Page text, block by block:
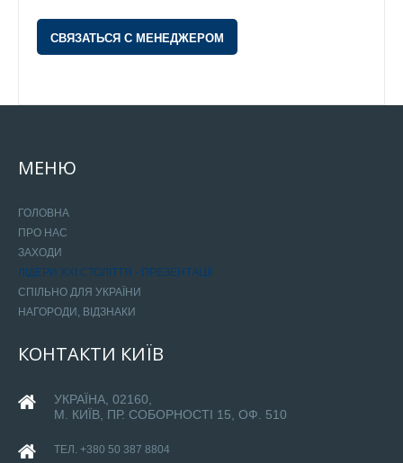
СВЯЗАТЬСЯ С МЕНЕДЖЕРОМ
МЕНЮ
ГОЛОВНА
ПРО НАС
ЗАХОДИ
ЛІДЕРИ ХХІ СТОЛІТТЯ - ПРЕЗЕНТАЦІЇ
СПІЛЬНО ДЛЯ УКРАЇНИ
НАГОРОДИ, ВІДЗНАКИ
КОНТАКТИ КИЇВ
УКРАЇНА, 02160,
М. КИЇВ, ПР. СОБОРНОСТІ 15, ОФ. 510
ТЕЛ. +380 50 387 8804